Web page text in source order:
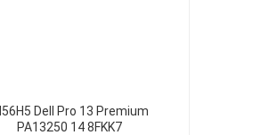
Dell Pro 13 Premium
PA13250 14 8FKK7